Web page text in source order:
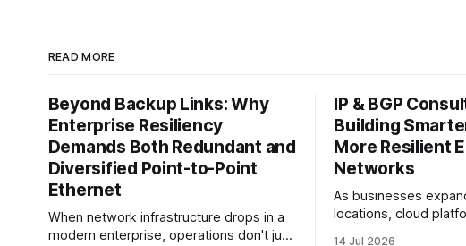
READ MORE
Beyond Backup Links: Why
Enterprise Resiliency
Demands Both Redundant and
Diversified Point-to-Point
Ethernet
When network infrastructure drops in a
modern enterprise, operations don't just
IP & BGP
Building
More Resilient
Networks
As businesses
locations, cloud
14 Jul 2026